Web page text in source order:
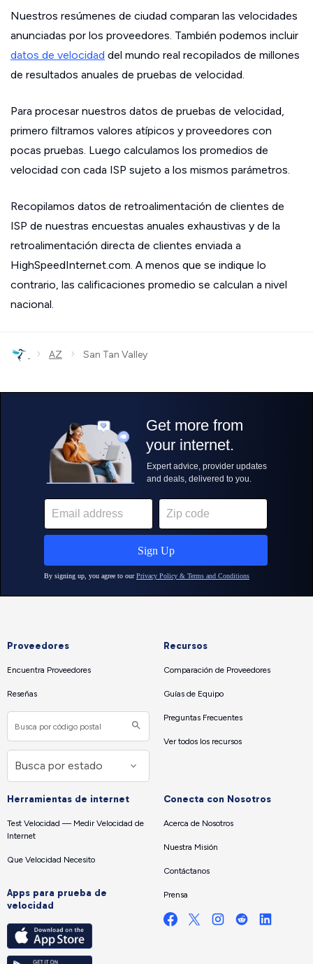
Nuestros resúmenes de ciudad comparan las velocidades
anunciadas por los proveedores. También podemos incluir
datos de velocidad del mundo real recopilados de millones
de resultados anuales de pruebas de velocidad.
Para procesar nuestros datos de pruebas de velocidad,
primero filtramos valores atípicos y proveedores con
pocas pruebas. Luego calculamos los promedios de
velocidad con cada ISP sujeto a los mismos parámetros.
Recopilamos datos de retroalimentación de clientes de
ISP de nuestras encuestas anuales exhaustivas y de la
retroalimentación directa de clientes enviada a
HighSpeedInternet.com. A menos que se indique lo
contrario, las calificaciones promedio se calculan a nivel
nacional.
› AZ › San Tan Valley
Proveedores
Encuentra Proveedores
Reseñas
Recursos
Comparación de Proveedores
Guías de Equipo
Preguntas Frecuentes
Ver todos los recursos
Herramientas de internet
Test Velocidad — Medir Velocidad de
Internet
Que Velocidad Necesito
Apps para prueba de
velocidad
Conecta con Nosotros
Acerca de Nosotros
Nuestra Misión
Contáctanos
Prensa